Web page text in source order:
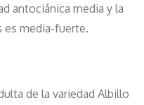
antociánica media y la
es media-fuerte.
de la variedad Albillo